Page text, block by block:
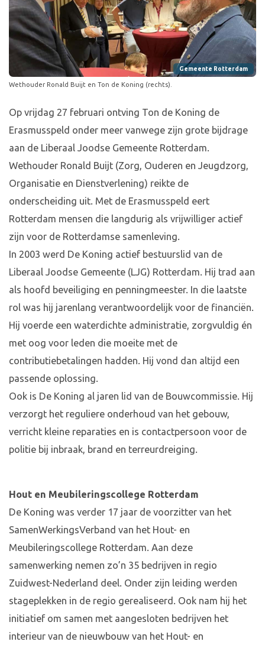
Gemeente Rotterdam
Wethouder Ronald Buijt en Ton de Koning (rechts).
Op vrijdag 27 februari ontving Ton de Koning de
Erasmusspeld onder meer vanwege zijn grote bijdrage
aan de Liberaal Joodse Gemeente Rotterdam.
Wethouder Ronald Buijt (Zorg, Ouderen en Jeugdzorg,
Organisatie en Dienstverlening) reikte de
onderscheiding uit. Met de Erasmusspeld eert
Rotterdam mensen die langdurig als vrijwilliger actief
zijn voor de Rotterdamse samenleving.
In 2003 werd De Koning actief bestuurslid van de
Liberaal Joodse Gemeente (LJG) Rotterdam. Hij trad aan
als hoofd beveiliging en penningmeester. In die laatste
rol was hij jarenlang verantwoordelijk voor de financiën.
Hij voerde een waterdichte administratie, zorgvuldig én
met oog voor leden die moeite met de
contributiebetalingen hadden. Hij vond dan altijd een
passende oplossing.
Ook is De Koning al jaren lid van de Bouwcommissie. Hij
verzorgt het reguliere onderhoud van het gebouw,
verricht kleine reparaties en is contactpersoon voor de
politie bij inbraak, brand en terreurdreiging.
Hout en Meubileringscollege Rotterdam
De Koning was verder 17 jaar de voorzitter van het
SamenWerkingsVerband van het Hout- en
Meubileringscollege Rotterdam. Aan deze
samenwerking nemen zo’n 35 bedrijven in regio
Zuidwest-Nederland deel. Onder zijn leiding werden
stageplekken in de regio gerealiseerd. Ook nam hij het
initiatief om samen met aangesloten bedrijven het
interieur van de nieuwbouw van het Hout- en